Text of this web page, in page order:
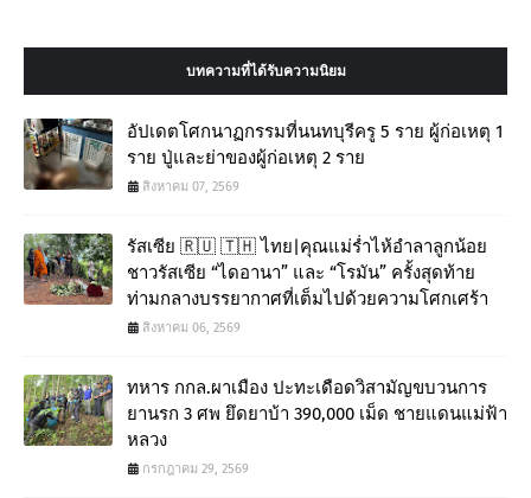
บทความที่ได้รับความนิยม
อัปเดตโศกนาฏกรรมที่นนทบุรีครู 5 ราย ผู้ก่อเหตุ 1
ราย ปู่และย่าของผู้ก่อเหตุ 2 ราย
สิงหาคม 07, 2569
รัสเซีย 🇷🇺 🇹🇭 ไทย|คุณแม่ร่ำไห้อำลาลูกน้อย
ชาวรัสเซีย “ไดอานา” และ “โรมัน” ครั้งสุดท้าย
ท่ามกลางบรรยากาศที่เต็มไปด้วยความโศกเศร้า
สิงหาคม 06, 2569
ทหาร กกล.ผาเมือง ปะทะเดือดวิสามัญขบวนการ
ยานรก 3 ศพ ยึดยาบ้า 390,000 เม็ด ชายแดนแม่ฟ้า
หลวง
กรกฎาคม 29, 2569